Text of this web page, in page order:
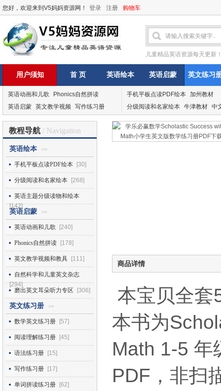
您好，欢迎来到V5妈妈资源网！ 登录 注册 购物车
儿童精品英语资源每天更新
用户须知 首 页 英语绘本 英语启蒙 英文练习
英语动画和儿歌
Phonics自然拼读
英语启蒙 英文教学视频 写作练习册
手机平板点读PDF绘本 加州教材
分级阅读和名家绘本 牛津教材 中
教程导航 / Navigation
英语绘本 >>
手机平板点读PDF绘本 [30]
分级阅读和名家绘本 [268]
英语主题分级读物和绘本
[142]
英语启蒙 >>
英语动画和儿歌 [240]
Phonics自然拼读 [178]
英文教学视频和教具 [111]
自然科学和儿童英文杂志
[294]
磨出英文耳朵听力专区
[306]
英文练习册 >>
数学英文练习册 [57]
阅读理解练习册 [45]
语法练习册 [15]
写作练习册 [17]
单词拼读练习册 [62]
商品详情
本宝贝全套
本书为
Math 1-5 年
PDF，非扫